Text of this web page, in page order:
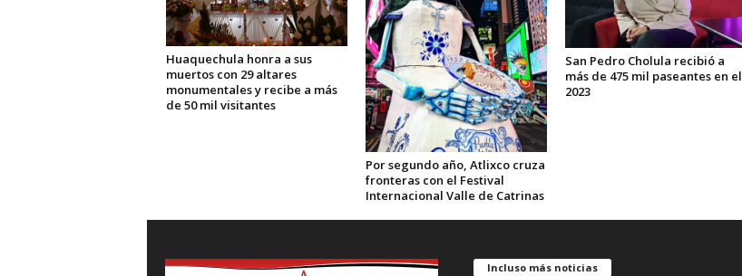
Huaquechula honra a sus
muertos con 29 altares
monumentales y recibe a más
de 50 mil visitantes
Por segundo año, Atlixco cruza
fronteras con el Festival
Internacional Valle de Catrinas
San Pedro Cholula recibió a
más de 475 mil paseantes en el
2023
Incluso más noticias